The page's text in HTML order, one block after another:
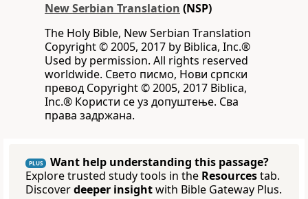
New Serbian Translation (NSP)
The Holy Bible, New Serbian Translation
Copyright © 2005, 2017 by Biblica, Inc.®
Used by permission. All rights reserved
worldwide. Свето писмо, Нови српски
превод Copyright © 2005, 2017 Biblica,
Inc.® Користи се уз допуштење. Сва
права задржана.
PLUS
Want help understanding this passage?
Explore trusted study tools in the Resourcestab.
Discoverdeeper insightwith Bible Gateway Plus.